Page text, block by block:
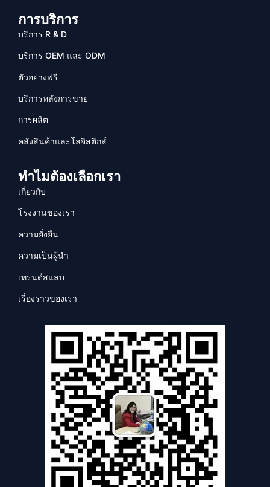
การบริการ
บริการ R & D
บริการ OEM และ ODM
ตัวอย่างฟรี
บริการหลังการขาย
การผลิต
คลังสินค้าและโลจิสติกส์
ทำไมต้องเลือกเรา
เกี่ยวกับ
โรงงานของเรา
ความยั่งยืน
ความเป็นผู้นำ
เทรนด์สแลบ
เรื่องราวของเรา